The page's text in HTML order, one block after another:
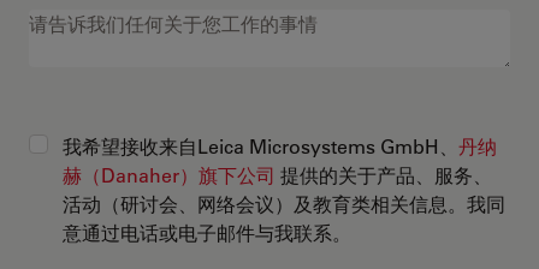
我希望接收来自Leica Microsystems GmbH、 丹纳
赫（Danaher）旗下公司 提供的关于产品、服务、
活动（研讨会、网络会议）及教育类相关信息。我同
意通过电话或电子邮件与我联系。